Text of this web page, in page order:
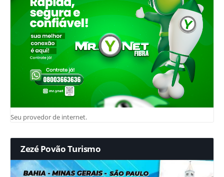
Seu provedor de internet.
Zezé Povão Turismo